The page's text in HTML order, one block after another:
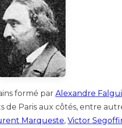
formé par Alexandre
de Paris aux côtés, entre
Marqueste, Victor